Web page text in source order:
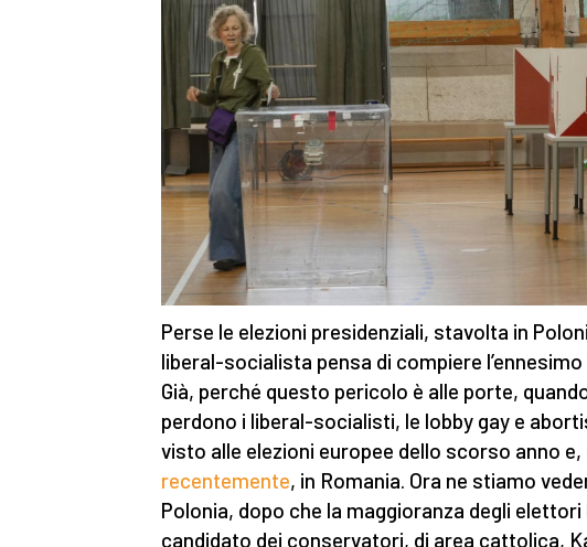
Perse le elezioni presidenziali, stavolta in
liberal-socialista pensa di compiere l’ennesimo
Già, perché questo pericolo è alle porte,
perdono i liberal-socialisti, le lobby gay e
visto alle elezioni europee dello scorso anno e,
recentemente, in Romania. Ora ne stiamo
Polonia, dopo che la maggioranza degli
candidato dei conservatori, di area cattolica,